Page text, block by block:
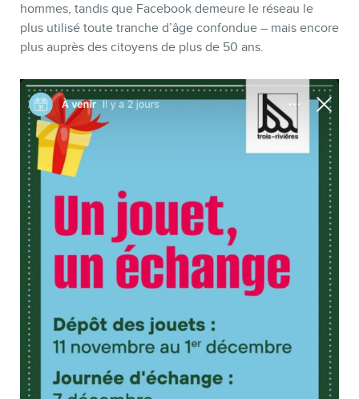
hommes, tandis que Facebook demeure le réseau le
plus utilisé toute tranche d’âge confondue – mais encore
plus auprès des citoyens de plus de 50 ans.